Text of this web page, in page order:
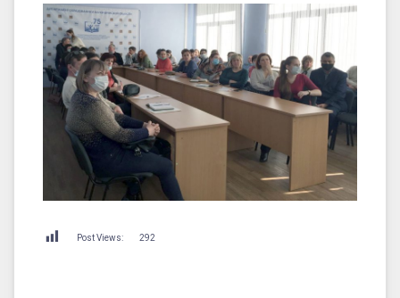
Post Views: 292